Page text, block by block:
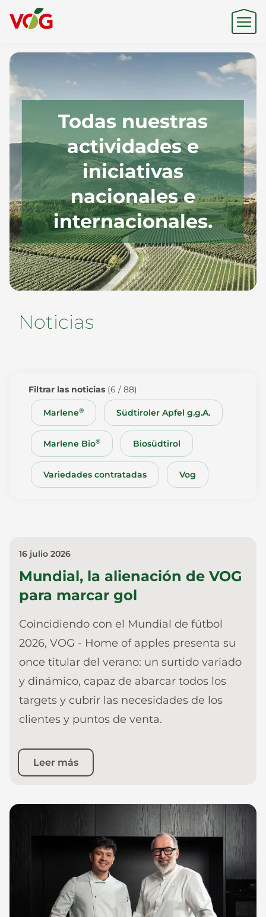
Origen
Experiencia
Sostenibilidad
Productos y Marcas
Noticias
Todas nuestras
actividades e
iniciativas
nacionales e
internacionales.
Noticias
Filtrar las noticias (6 / 88)
Marlene® Südtiroler Apfel g.g.A.
Marlene Bio® Biosüdtirol
Variedades contratadas Vog
16 julio 2026
Mundial, la alienación de VOG
para marcar gol
Coincidiendo con el Mundial de fútbol
2026, VOG - Home of apples presenta su
once titular del verano: un surtido variado
y dinámico, capaz de abarcar todos los
targets y cubrir las necesidades de los
clientes y puntos de venta.
Leer más